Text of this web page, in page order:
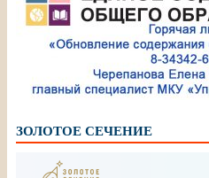
ЗОЛОТОЕ СЕЧЕНИЕ